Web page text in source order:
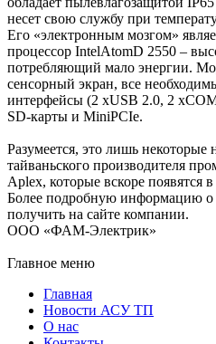
несет свою службу при
Его «электронным мозгом»
процессор IntelAtomD 2550 –
потребляющий мало энергии.
сенсорный экран, все
интерфейсы (2 xUSB 2.0, 2
SD-карты и MiniPCIe.
Разумеется, это лишь некоторые
тайваньского производителя
Aplex, которые вскоре появятся
Более подробную информацию о
получить на сайте компании.
ООО «ФАМ-Электрик»
Главное меню
Главная
Новости АСУ ТП
О нас